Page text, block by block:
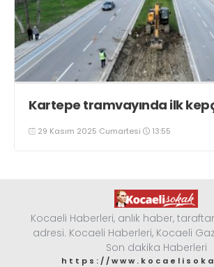
Kartepe tramvayında ilk
29 Kasım 2025 Cumartesi 13:55
Kocaeli Haberleri, anlık haber,
adresi. Kocaeli Haberleri, Kocaeli
Son dakika Haberleri
https://